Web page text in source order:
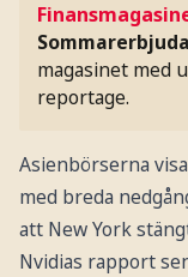
magasinet med
reportage.
Asienbörserna
med breda
att New York
Nvidias rapport